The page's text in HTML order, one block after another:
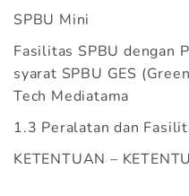
SPBU Mini
Fasilitas SPBU dengan
syarat SPBU GES
Tech Mediatama
1.3 Peralatan dan
KETENTUAN –